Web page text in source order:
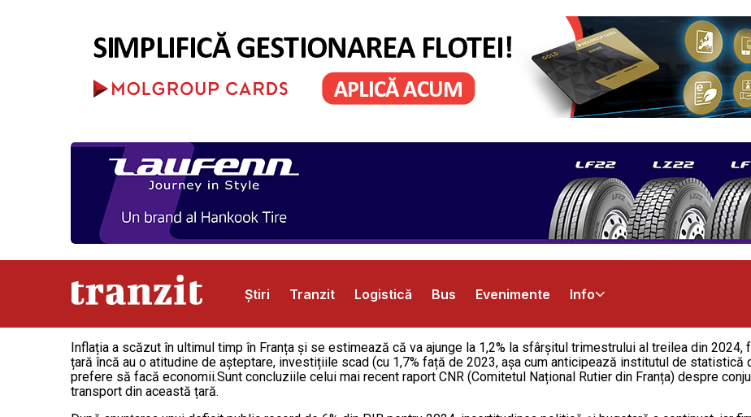
Știri Tranzit Logistică Bus Evenimente Info
Abonamente Publicitate Contact
Inflația a scăzut în ultimul timp în Franța și se estimează că va ajunge la 1,2% la sfârșitul trimestrului al treilea din 2024,
țară încă au o atitudine de așteptare, investițiile scad (cu 1,7% față de 2023, așa cum anticipează institutul de statistică
prefere să facă economii.Sunt concluziile celui mai recent raport CNR (Comitetul Național Rutier din Franța) despre
transport din această țară.